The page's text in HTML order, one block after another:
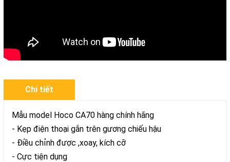
Chi tiết
Mẫu model Hoco CA70 hàng chính hãng
- Kẹp điện thoại gắn trên gương chiếu hậu
- Điều chỉnh được ,xoay, kích cỡ
- Cực tiện dụng